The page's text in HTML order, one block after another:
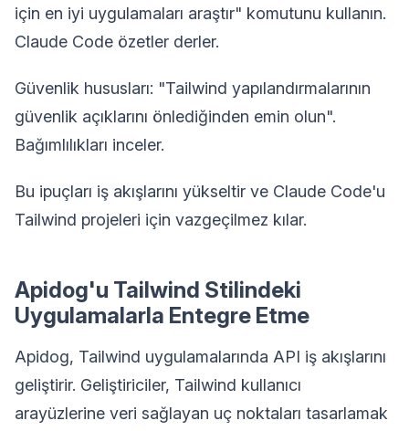
için en iyi uygulamaları araştır" komutunu kullanın.
Claude Code özetler derler.
Güvenlik hususları: "Tailwind yapılandırmalarının
güvenlik açıklarını önlediğinden emin olun".
Bağımlılıkları inceler.
Bu ipuçları iş akışlarını yükseltir ve Claude Code'u
Tailwind projeleri için vazgeçilmez kılar.
Apidog'u Tailwind Stilindeki
Uygulamalarla Entegre Etme
Apidog, Tailwind uygulamalarında API iş akışlarını
geliştirir. Geliştiriciler, Tailwind kullanıcı
arayüzlerine veri sağlayan uç noktaları tasarlamak